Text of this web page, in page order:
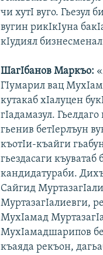
чи хутI вуго. Гьезул
вугин рикIкIуна
кIудиял
ШагIбанов Маркъо:
ГIумарил вац
кутакаб хIалуцен
гIадамазул.
гьенив бетIерлъун
къотIи-къайги
гьездасаги
кандидатураби.
Сайгид
МуртазагIалиевги,
МухIамад
МухIамадшарипов
къаяда рекъон,